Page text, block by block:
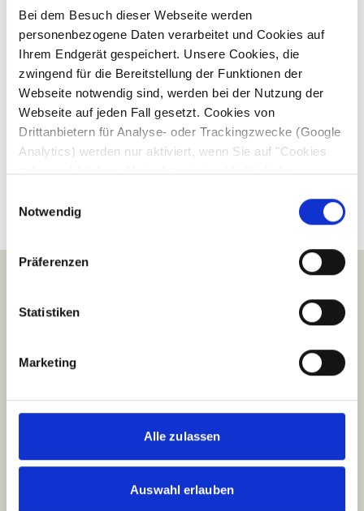
Bei dem Besuch dieser Webseite werden
personenbezogene Daten verarbeitet und Cookies auf
Ihrem Endgerät gespeichert. Unsere Cookies, die
zwingend für die Bereitstellung der Funktionen der
Webseite notwendig sind, werden bei der Nutzung der
Webseite auf jeden Fall gesetzt. Cookies von
Drittanbietern für Analyse- oder Trackingzwecke (Google
Analytics) werden nur aktiviert, wenn Sie auf "Cookies
zulassen" klicken. Mehr dazu (einschließlich der
erfahren Sie in unserer
—
Notwendig
Präferenzen
Statistiken
Marketing
Alle zulassen
Auswahl erlauben